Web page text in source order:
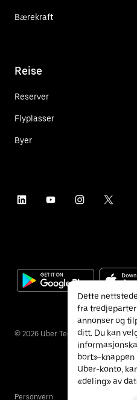
Bærekraft
Reise
Reserver
Flyplasser
Byer
© 2026 Uber Technologies Inc.
Personvern
Dette
fra
annonser og
ditt. Du kan
bort»-knappen
Uber-konto,
«deling» av